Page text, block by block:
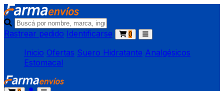
Rastrear pedido Identificarse 0
Inicio Ofertas Suero Hidratante Analgésicos
Estomacal